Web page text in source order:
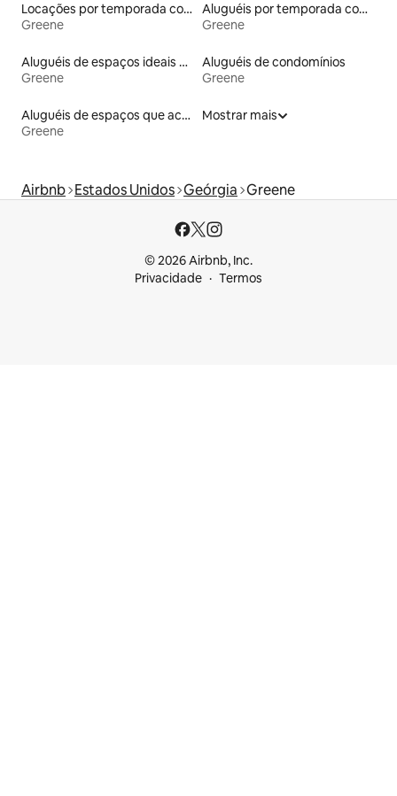
Locações por temporada com piscina
Greene
Aluguéis por temporada com acesso ao lago
Greene
Aluguéis de espaços ideais para famílias
Greene
Aluguéis de condomínios
Greene
Aluguéis de espaços que aceitam animais de estimação
Greene
Mostrar mais
Airbnb Estados Unidos Geórgia Greene
© 2026 Airbnb, Inc.
Privacidade
Termos